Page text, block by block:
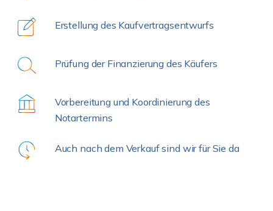
Erstellung des Kaufvertragsentwurfs
Prüfung der Finanzierung des Käufers
Vorbereitung und Koordinierung des
Notartermins
Auch nach dem Verkauf sind wir für Sie da